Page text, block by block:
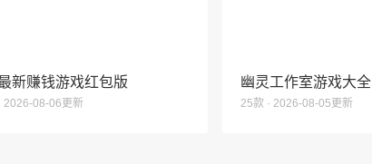
新赚钱游戏红包版
2026-08-06更新
幽灵工作室游戏大全
25款 · 2026-08-05更新